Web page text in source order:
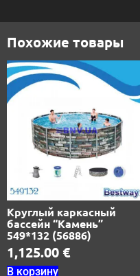
Похожие товары
Круглый каркасный
бассейн “Камень”
549*132 (56886)
1,125.00 €
В корзину